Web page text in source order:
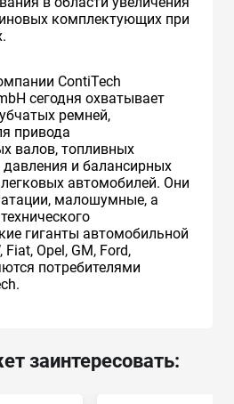
комплектующих при
ContiTech
сегодня охватывает
ремней,
привода
валов, топливных
и балансирных
автомобилей. Они
малошумные, а
гиганты автомобильной
Opel, GM, Ford,
потребителями
заинтересовать: